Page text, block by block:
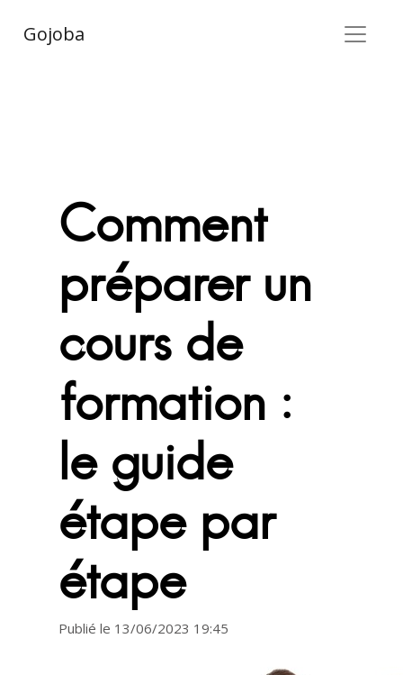
Gojoba
Comment
préparer un
cours de
formation :
le guide
étape par
étape
Publié le 13/06/2023 19:45